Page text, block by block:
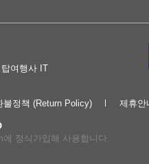
여행사 IT
불정책 (Return Policy) 제휴안
정식가입해 사용합니다.